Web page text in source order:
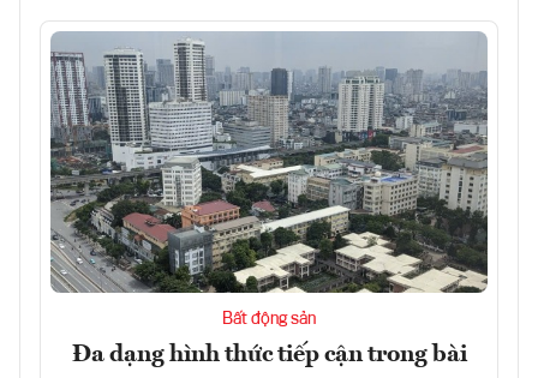
Bất động sản
Đa dạng hình thức tiếp cận trong bài